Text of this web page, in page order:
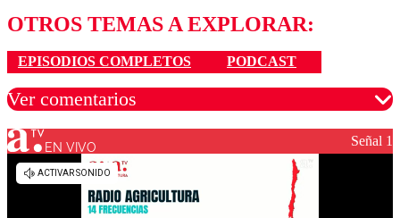
OTROS TEMAS A EXPLORAR:
EPISODIOS COMPLETOS PODCAST
Ver comentarios
Los comentarios son moderados para garantizar un
EN VIVO Señal 1